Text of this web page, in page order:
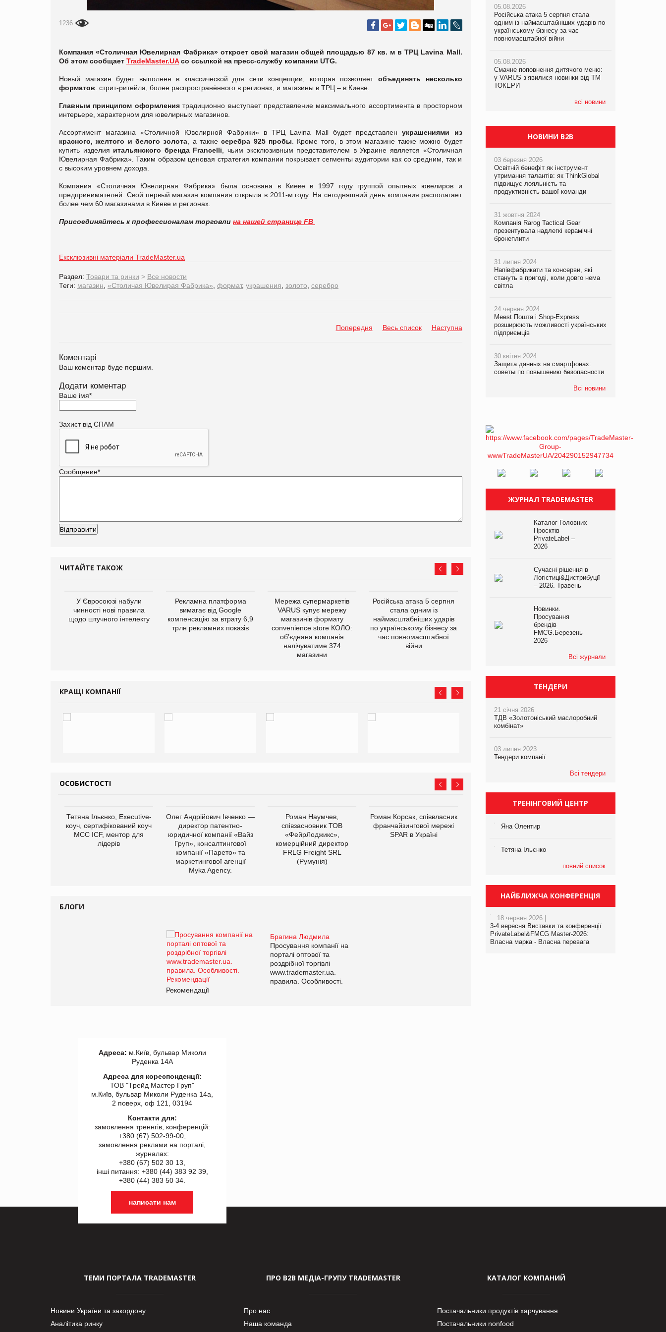
1236
Компания «Столичная Ювелирная Фабрика» откроет свой магазин общей площадью 87 кв. м в ТРЦ Lavina Mall.
Об этом сообщает TradeMaster.UAсо ссылкой на пресс-службу компании UTG.
Новый магазин будет выполнен в классической для сети концепции, которая позволяет объединять несколько
форматов: стрит-ритейла, более распространённого в регионах, и магазины в ТРЦ – в Киеве.
Главным принципом оформлениятрадиционно выступает представление максимального ассортимента в просторном
интерьере, характерном для ювелирных магазинов.
Ассортимент магазина «Столичной Ювелирной Фабрики» в ТРЦ Lavina Mall будет представленукрашениями из
красного, желтого и белого золота , а такжесеребра 925 пробы . Кроме того, в этом магазине также можно будет
купить изделия итальянского бренда Francelli , чьим эксклюзивным представителем в Украине является «Столичная
Ювелирная Фабрика». Таким образом ценовая стратегия компании покрывает сегменты аудитории как со средним, так и
с высоким уровнем дохода.
Компания «Столичная Ювелирная Фабрика» была основана в Киеве в 1997 году группой опытных ювелиров и
предпринимателей. Свой первый магазин компания открыла в 2011-м году. На сегодняшний день компания располагает
более чем 60 магазинами в Киеве и регионах.
Присоединяйтесь к профессионалам торговли на нашей странице FB
Ексклюзивні матеріали TradeMaster.ua
Раздел: Товари та ринки > Все новости
Теги: магазин «Столичая Ювелирая Фабрика» формат, украшения золото серебро
Попередня Весь список Наступна
Коментарі
Ваш коментар буде першим.
Додати коментар
Ваше імя*
Захист від СПАМ
Сообщение*
ЧИТАЙТЕ ТАКОЖ
У Євросоюзі набули
чинності нові правила
щодо штучного інтелекту
Рекламна платформа
вимагає від Google
компенсацію за втрату 6,9
трлн рекламних показів
Мережа супермаркетів
VARUS купує мережу
магазинів формату
convenience store КОЛО:
об’єднана компанія
налічуватиме 374
магазини
Російська атака 5 серпня
стала одним із
наймасштабніших ударів
по українському бізнесу за
час повномасштабної
війни
дитячого меню: у VARUS
з’явилися новинки від ТМ
ТОКЕРИ
КРАЩІ КОМПАНІЇ
ОСОБИСТОСТІ
Тетяна Ільєнко, Executive-
коуч, сертифікований коуч
МСС ICF, ментор для
лідерів
Олег Андрійович Івченко —
директор патентно-
юридичної компанії «Вайз
Груп», консалтингової
компанії «Парето» та
маркетингової агенції
Myka Agency.
Роман Наумчев,
співзасновник ТОВ
«ФейрЛоджикс»,
комерційний директор
FRLG Freight SRL
(Румунія)
Роман Корсак, співвласник
франчайзингової мережі
SPAR в Україні
Олексій Логачов-Михайлов
Файно маркет Директор
Яна Сараніна, директор
БЛОГИ
Брагина Людмила
Просування компанії на
порталі оптової та
роздрібної торгівлі
www.trademaster.ua.
правила. Особливості.
Рекомендації
Брагина Людмила
Просування компанії на
05.08.2026
Російська атака 5 серпня стала
одним із наймасштабніших ударів по
українському бізнесу за час
повномасштабної війни
05.08.2026
Смачне поповнення дитячого меню:
у VARUS з’явилися новинки від ТМ
ТОКЕРИ
всі новини
05.08.2026
Російська атака 5 серпня стала
одним із наймасштабніших ударів по
українському бізнесу за час
повномасштабної війни
05.08.2026
Смачне поповнення дитячого меню:
у VARUS з’явилися новинки від ТМ
ТОКЕРИ
рекламі екологічних продуктів
05.08.2026
AstraZeneca обговорює найбільшу
НОВИНИ B2B
03 березня 2026
Освітній бенефіт як інструмент
утримання талантів: як ThinkGlobal
підвищує лояльність та
продуктивність вашої команди
31 жовтня 2024
Компанія Rarog Tactical Gear
презентувала надлегкі керамічні
бронеплити
31 липня 2024
Напівфабрикати та консерви, які
стануть в пригоді, коли довго нема
світла
24 червня 2024
Meest Пошта і Shop-Express
розширюють можливості українських
підприємців
30 квітня 2024
Защита данных на смартфонах:
советы по повышению безопасности
Всі новини
ЖУРНАЛ TRADEMASTER
Каталог Головних
Проєктів
PrivateLabel –
2026
Сучасні рішення в
Логістиці&Дистрибуції
– 2026. Травень
Новинки.
Просування
брендів
FMCG.Березень
2026
Всі журнали
ТЕНДЕРИ
21 січня 2026
ТДВ «Золотоніський маслоробний
комбінат»
03 липня 2023
Тендери компанії
Всі тендери
ТРЕНІНГОВИЙ ЦЕНТР
Яна Олентир
Тетяна Ільєнко
повний список
НАЙБЛИЖЧА КОНФЕРЕНЦІЯ
18 червня 2026 |
3-4 вересня Виставки та конференції
PrivateLabel&FMCG Master-2026:
Власна марка - Власна перевага
Адреса: м.Київ, бульвар Миколи
Руденка 14А
Адреса для кореспонденції:
ТОВ "Tрейд Мастер Груп"
м.Київ, бульвар Миколи Руденка 14а,
2 поверх, оф 121, 03194
Контакти для:
замовлення треннгів, конференцій:
+380 (67) 502-99-00,
замовлення реклами на порталі,
журналах:
+380 (67) 502 30 13,
інші питання: +380 (44) 383 92 39,
+380 (44) 383 50 34.
написати нам
ТЕМИ ПОРТАЛА TRADEMASTER
Новини України та закордону
Аналітика ринку
ПРО В2В МЕДІА-ГРУПУ TRADEMASTER
Про нас
Наша команда
КАТАЛОГ КОМПАНИЙ
Постачальники продуктів харчування
Постачальники nonfood